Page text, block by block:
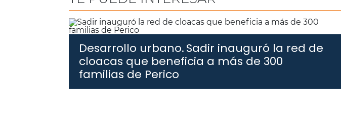
Desarrollo urbano.Sadir inauguró la red de
cloacas que beneficia a más de 300
familias de Perico